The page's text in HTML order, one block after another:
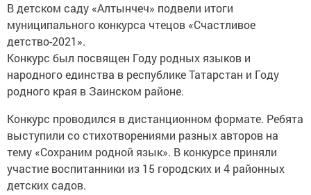
В детском саду «Алтынчеч» подвели итоги
муниципального конкурса чтецов «Счастливое
детство-2021».
Конкурс был посвящен Году родных языков и
народного единства в республике Татарстан и Году
родного края в Заинском районе.
Конкурс проводился в дистанционном формате. Ребята
выступили со стихотворениями разных авторов на
тему «Сохраним родной язык». В конкурсе приняли
участие воспитанники из 15 городских и 4 районных
детских садов.